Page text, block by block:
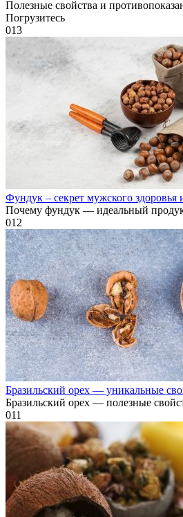
Полезные свойства и
Погрузитесь
013
Фундук – секрет мужского здоровья
Почему фундук — идеальный
012
Бразильский орех — уникальные
Бразильский орех — полезные
011